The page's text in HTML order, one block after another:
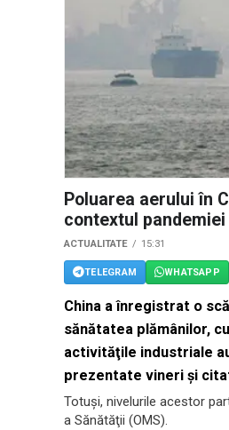
Poluarea aerului în
contextul pandemiei
ACTUALITATE 15:31
TELEGRAM WHATSAPP
China a înregistrat o
sănătatea plămânilor,
activităţile industriale
prezentate vineri şi
Totuşi, nivelurile acestor
a Sănătăţii (OMS).